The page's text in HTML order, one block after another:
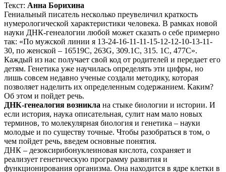
Текст: Анна Борихина
Гениальный писатель несколько преувеличил краткость
нумерологической характеристики человека. В рамках новой
науки ДНК-генеалогии любой может сказать о себе примерно
так: «По мужской линии я 13-24-16-11-11-15-12-12-10-13-11-
30, по женской – 16519С, 263G, 309.1C, 315. 1C, 477C».
Каждый из нас получает свой код от родителей и передает его
детям. Генетика уже научилась определять эти цифры, но
лишь совсем недавно ученые создали методику, которая
позволяет наделить их определенным содержанием. Каким?
Об этом и пойдет речь.
ДНК-генеалогия возникла на стыке биологии и истории. И
если история, наука описательная, сулит нам мало новых
терминов, то молекулярная биология и генетика – науки
молодые и по существу точные. Чтобы разобраться в том, о
чем пойдет речь, введем основные понятия.
ДНК – дезоксирибонуклеиновая кислота, сохраняет и
реализует генетическую программу развития и
функционирования организма. Она находится в ядре клетки в